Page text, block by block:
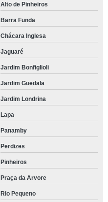
Alto de Pinheiros
Barra Funda
Chácara Inglesa
Jaguaré
Jardim Bonfiglioli
Jardim Guedala
Jardim Londrina
Lapa
Panamby
Perdizes
Pinheiros
Praça da Arvore
Rio Pequeno